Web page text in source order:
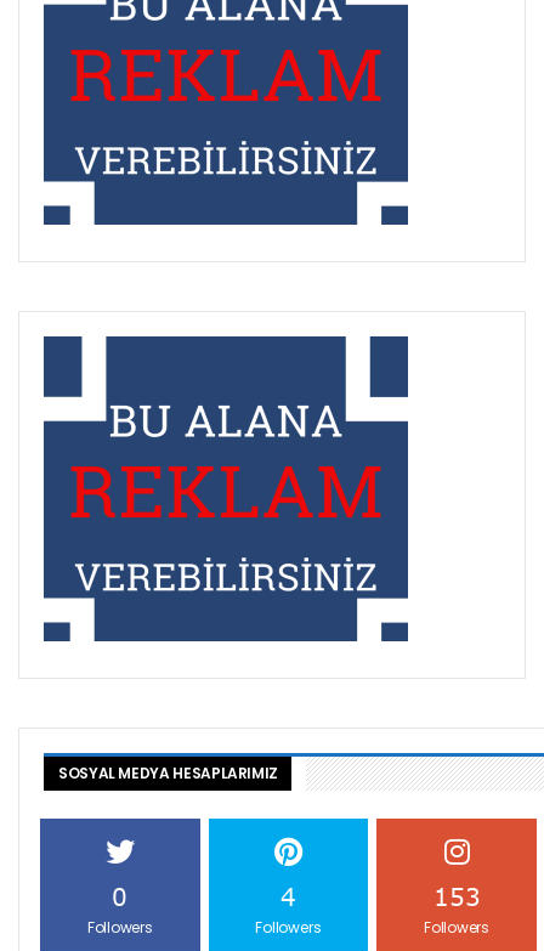
SOSYAL MEDYA HESAPLARIMIZ
0
Followers
4
Followers
153
Followers